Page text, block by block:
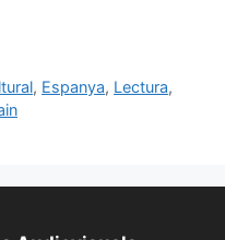
, Espanya, Lectura,